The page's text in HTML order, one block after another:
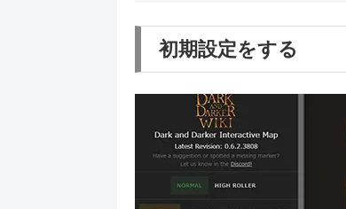
初期設定をする